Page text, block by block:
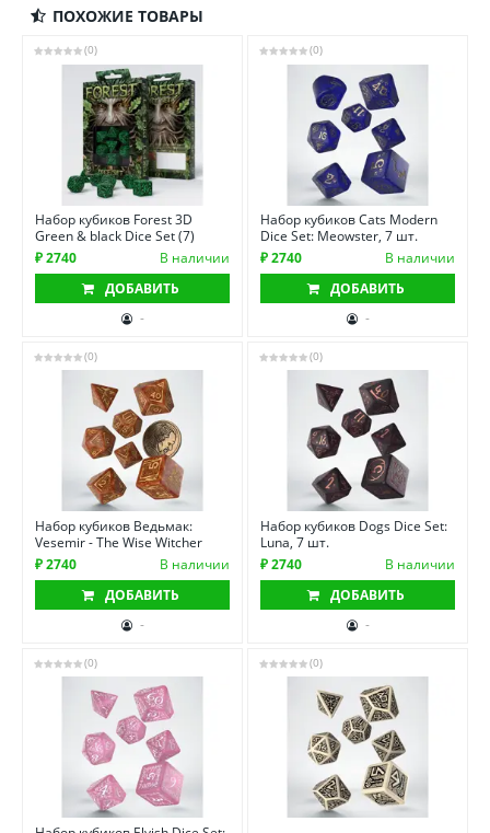
ПОХОЖИЕ ТОВАРЫ
(0)
Набор кубиков Forest 3D
Green & black Dice Set (7)
₽ 2740
В наличии
ДОБАВИТЬ
-
(0)
Набор кубиков Cats Modern
Dice Set: Meowster, 7 шт.
₽ 2740
В наличии
ДОБАВИТЬ
-
(0)
Набор кубиков Ведьмак:
Vesemir - The Wise Witcher
₽ 2740
В наличии
ДОБАВИТЬ
-
(0)
Набор кубиков Dogs Dice Set:
Luna, 7 шт.
₽ 2740
В наличии
ДОБАВИТЬ
-
(0) (0)